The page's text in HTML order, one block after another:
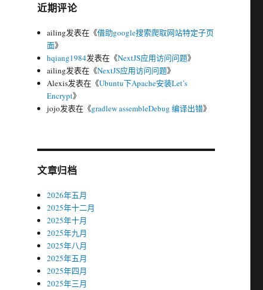
近期评论
ailing发表在《借助google搜索爬取网站特定子页
面》
hqiang1984发表在《NextJS应用访问问题》
ailing发表在《NextJS应用访问问题》
Alexis发表在《Ubuntu下Apache安装Let’s
Encrypt》
jojo发表在《gradlew assembleDebug 编译出错》
文章归档
2026年五月
2025年十二月
2025年十月
2025年九月
2025年八月
2025年五月
2025年四月
2025年三月